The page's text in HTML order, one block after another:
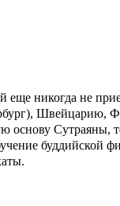
еще никогда не
основу Сутраяны,
буддийской